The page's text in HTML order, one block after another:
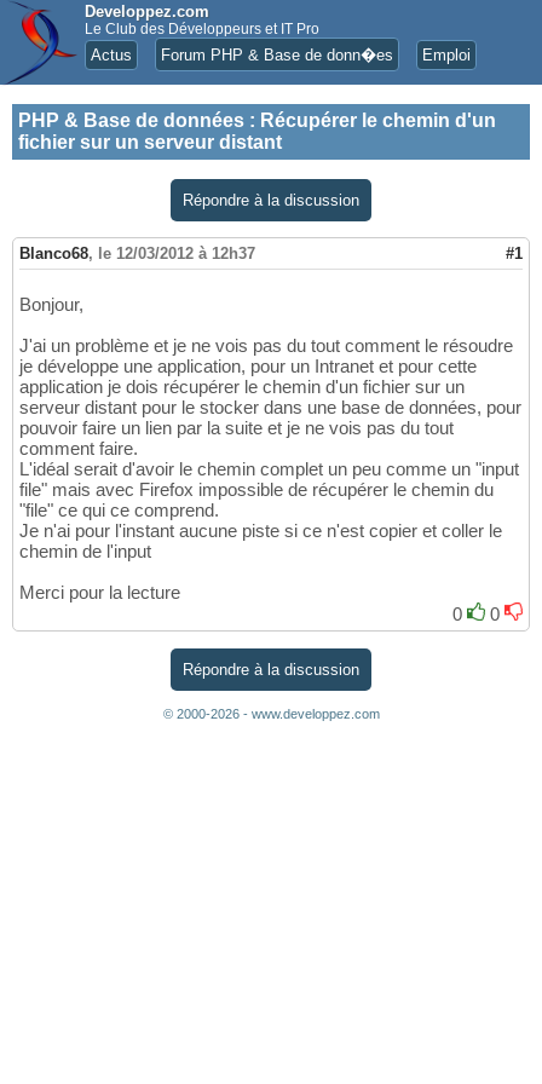
Developpez.com
Le Club des Développeurs et IT Pro
Actus Forum PHP & Base de donn�es Emploi
PHP & Base de données : Récupérer le chemin d'un
fichier sur un serveur distant
Répondre à la discussion
Blanco68, le 12/03/2012 à 12h37 #1
Bonjour,
J'ai un problème et je ne vois pas du tout comment le résoudre
je développe une application, pour un Intranet et pour cette
application je dois récupérer le chemin d'un fichier sur un
serveur distant pour le stocker dans une base de données, pour
pouvoir faire un lien par la suite et je ne vois pas du tout
comment faire.
L'idéal serait d'avoir le chemin complet un peu comme un "input
file" mais avec Firefox impossible de récupérer le chemin du
"file" ce qui ce comprend.
Je n'ai pour l'instant aucune piste si ce n'est copier et coller le
chemin de l'input
Merci pour la lecture
0
0
Répondre à la discussion
© 2000-2026 - www.developpez.com